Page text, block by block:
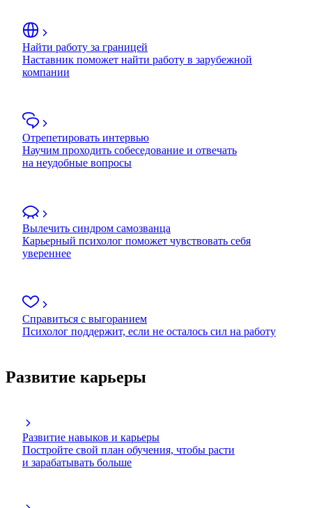
Найти работу за границей
Наставник поможет найти работу в зарубежной
компании
Отрепетировать интервью
Научим проходить собеседование и отвечать
на неудобные вопросы
Вылечить синдром самозванца
Карьерный психолог поможет чувствовать себя
увереннее
Справиться с выгоранием
Психолог поддержит, если не осталось сил на работу
Развитие карьеры
Развитие навыков и карьеры
Постройте свой план обучения, чтобы расти
и зарабатывать больше